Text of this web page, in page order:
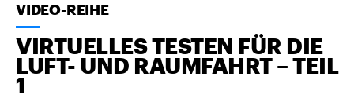
VIDEO-REIHE
VIRTUELLES TESTEN FÜR DIE
LUFT- UND RAUMFAHRT – TEIL
1